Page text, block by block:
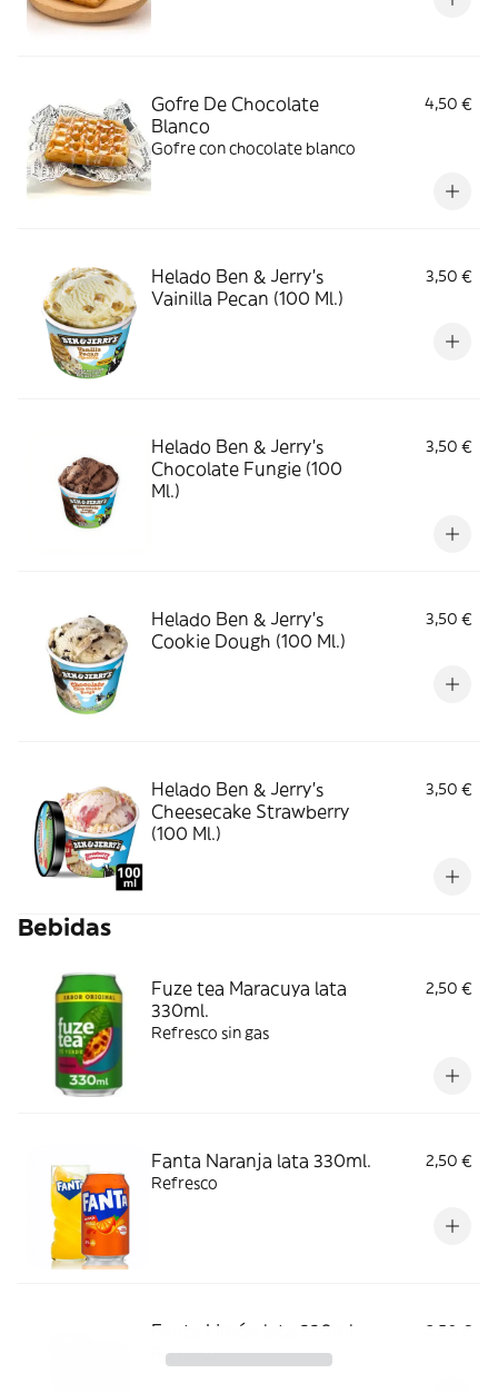
Gofre De Chocolate
Blanco
4,50 €
Gofre con chocolate blanco
Helado Ben & Jerry's
Vainilla Pecan (100 Ml.)
3,50 €
Helado Ben & Jerry's
Chocolate Fungie (100
Ml.)
3,50 €
Helado Ben & Jerry's
Cookie Dough (100 Ml.)
3,50 €
Helado Ben & Jerry's
Cheesecake Strawberry
(100 Ml.)
3,50 €
Bebidas
Fuze tea Maracuya lata
330ml.
2,50 €
Refresco sin gas
Fanta Naranja lata 330ml.
2,50 €
Refresco
Fanta Limón lata 330ml.
2,50 €
Refresco